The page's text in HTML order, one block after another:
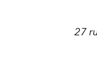
27